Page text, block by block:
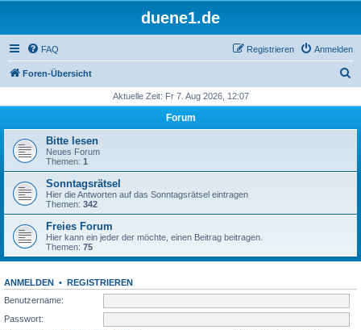
duene1.de
FAQ Anmelden
Registrieren
Foren-Übersicht
h
Aktuelle Zeit: Fr 7. Aug 2026, 12:07
Forum
Bitte lesen
Neues Forum
Themen: 1
Sonntagsrätsel
Hier die Antworten auf das Sonntagsrätsel eintragen
Themen: 342
Freies Forum
Hier kann ein jeder der möchte, einen Beitrag beitragen.
Themen: 75
ANMELDEN • REGISTRIEREN
Benutzername:
Passwort: